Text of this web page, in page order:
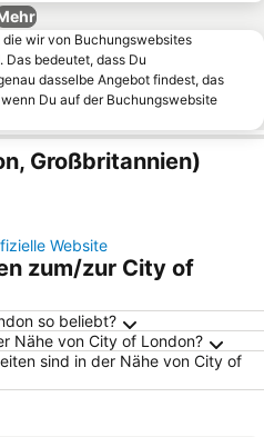
wir von Buchungswebsites
bedeutet, dass Du
dasselbe Angebot findest, das
Du auf der Buchungswebsite
Großbritannien)
Website
zum/zur City of
so beliebt?
Nähe von City of London?
sind in der Nähe von City of